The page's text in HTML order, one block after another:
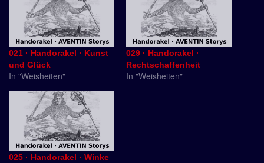
021 · Handorakel · Kunst
und Glück
In "Weisheiten"
029 · Handorakel ·
Rechtschaffenheit
In "Weisheiten"
025 · Handorakel · Winke